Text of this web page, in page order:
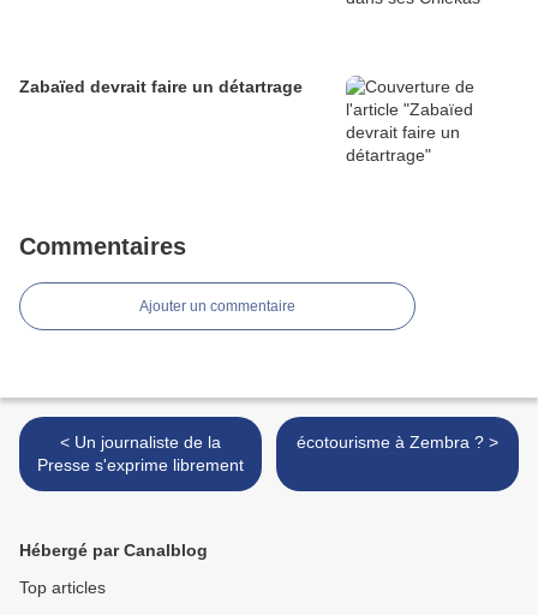
Zabaïed devrait faire un détartrage
Commentaires
Ajouter un commentaire
< Un journaliste de la
Presse s'exprime librement
écotourisme à Zembra ? >
Hébergé par Canalblog
Top articles